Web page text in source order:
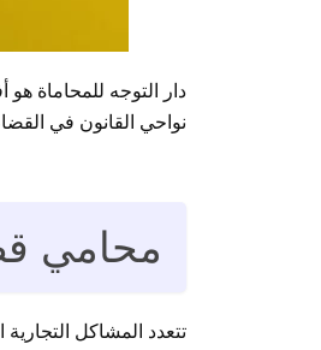
دار التوجه للمحاماة
نواحي القانون في
محامي